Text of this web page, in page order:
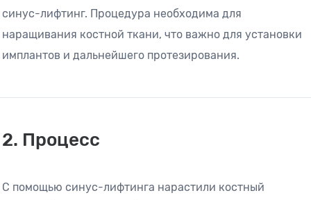
синус-лифтинг. Процедура необходима для
наращивания костной ткани, что важно для установки
имплантов и дальнейшего протезирования.
2. Процесс
С помощью синус-лифтинга нарастили костный